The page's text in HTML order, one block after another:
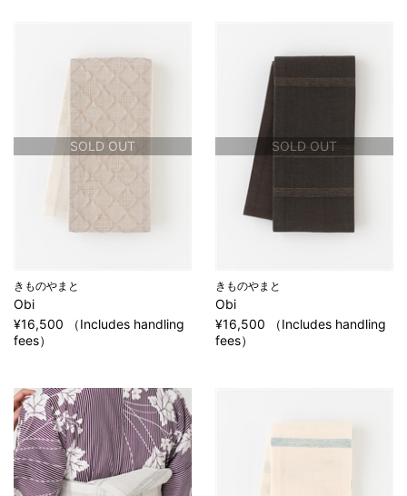
SOLD OUT
きものやまと
Obi
¥16,500 （Includes handling
fees）
SOLD OUT
きものやまと
Obi
¥16,500 （Includes handling
fees）